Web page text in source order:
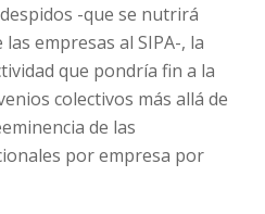
-que se nutrirá
empresas al SIPA-, la
que pondría fin a la
colectivos más allá de
de las
por empresa por